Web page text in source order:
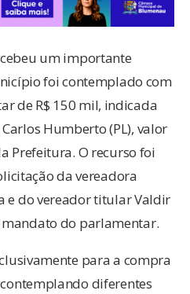
um importante
foi contemplado com
de R$ 150 mil, indicada
Humberto (PL), valor
Prefeitura. O recurso foi
da vereadora
e do vereador titular Valdir
do parlamentar.
para a compra
diferentes